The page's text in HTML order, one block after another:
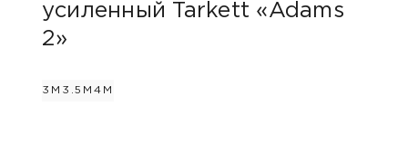
усиленный Tarkett «Adams
2»
3М 3.5М4М